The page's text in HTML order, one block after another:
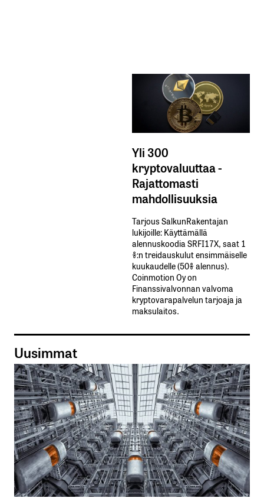
Yli 300
kryptovaluuttaa -
Rajattomasti
mahdollisuuksia
Tarjous SalkunRakentajan
lukijoille: Käyttämällä​ ​
alennuskoodia​ ​SRFI17X,​ ​saat​ ​1
%:n treidauskulut​ ​ensimmäiselle​ ​
kuukaudelle​ ​(50%​ ​alennus).
Coinmotion Oy on
Finanssivalvonnan valvoma
kryptovarapalvelun tarjoaja ja
maksulaitos.
Uusimmat